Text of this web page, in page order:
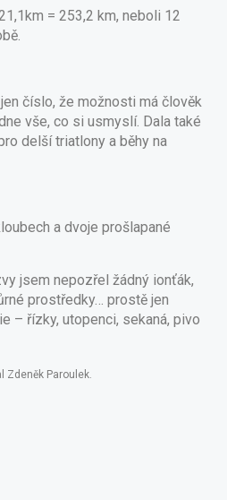
= 253,2 km, neboli 12
číslo, že možnosti má člověk
vše, co si usmyslí. Dala také
delší triatlony a běhy na
a dvoje prošlapané
jsem nepozřel žádný ionťák,
prostředky… prostě jen
– řízky, utopenci, sekaná, pivo
Zdeněk Paroulek.